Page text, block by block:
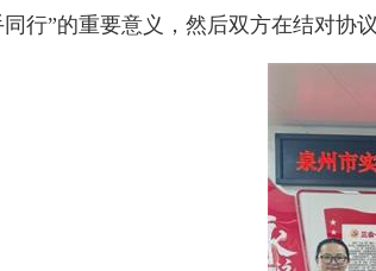
行”的重要意义，然后双方在结对协